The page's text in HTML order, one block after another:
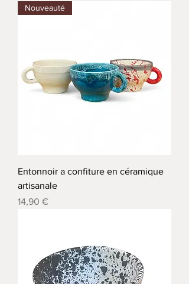
Nouveauté
Entonnoir a confiture en céramique
artisanale
Precio
14,90 €